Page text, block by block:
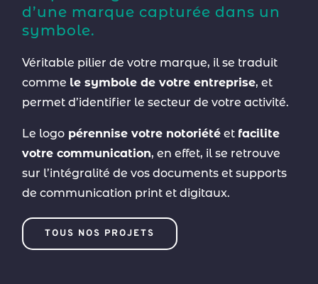
d’une marque capturée dans un
symbole.
Véritable pilier de votre marque, il se traduit
comme le symbole de votre entreprise, et
permet d’identifier le secteur de votre activité.
Le logo pérennise votre notoriété et facilite
votre communication, en effet, il se retrouve
sur l’intégralité de vos documents et supports
de communication print et digitaux.
TOUS NOS PROJETS